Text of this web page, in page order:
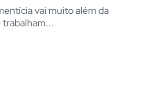
vai muito além da
trabalham...